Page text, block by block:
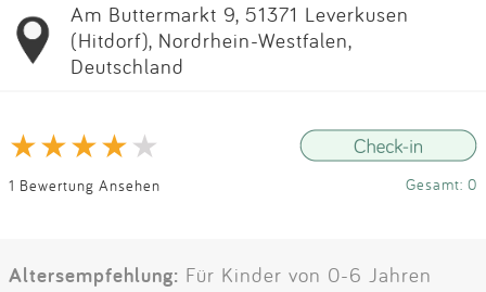
Am Buttermarkt 9, 51371 Leverkusen
(Hitdorf), Nordrhein-Westfalen,
Deutschland
1 Bewertung Ansehen Gesamt: 0
Altersempfehlung: Für Kinder von 0-6 Jahren